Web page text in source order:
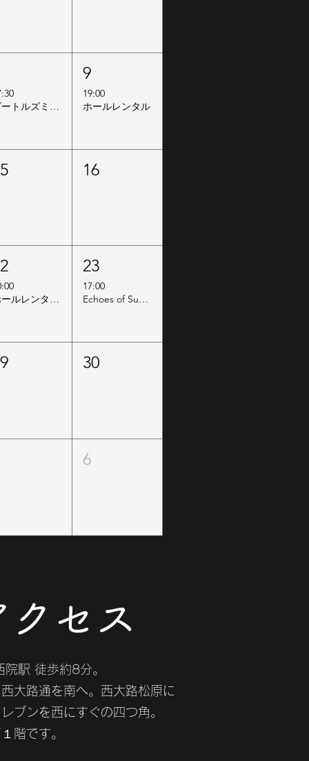
ビートルズミーチング
9
19:00
ホールレンタル
16
ホールレンタル10〜18時
23
17:00
Echoes of Summer
30
6
クセス
駅 徒歩約8分。
大路通を南へ。西大路松原に
ブンを西にすぐの四つ角。
階です。